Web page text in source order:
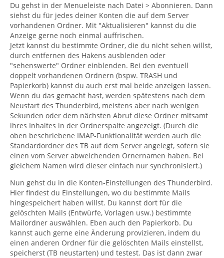
Du gehst in der Menueleiste nach Datei > Abonnieren. Dann
siehst du für jedes deiner Konten die auf dem Server
vorhandenen Ordner. Mit "Aktualisieren" kannst du die
Anzeige gerne noch einmal auffrischen.
Jetzt kannst du bestimmte Ordner, die du nicht sehen willst,
durch entfernen des Hakens ausblenden oder
"sehenswerte" Ordner einblenden. Bei den eventuell
doppelt vorhandenen Ordnern (bspw. TRASH und
Papierkorb) kannst du auch erst mal beide anzeigen lassen.
Wenn du das gemacht hast, werden spätestens nach dem
Neustart des Thunderbird, meistens aber nach wenigen
Sekunden oder dem nächsten Abruf diese Ordner mitsamt
ihres Inhaltes in der Ordnerspalte angezeigt. (Durch die
oben beschriebene IMAP-Funktionalität werden auch die
Standardordner des TB auf dem Server angelegt, sofern sie
einen vom Server abweichenden Ornernamen haben. Bei
gleichem Namen wird dieser einfach nur synchronisiert.)
Nun gehst du in die Konten-Einstellungen des Thunderbird.
Hier findest du Einstellungen, wo du bestimmte Mails
hingespeichert haben willst. Du kannst dort für die
gelöschten Mails (Entwürfe, Vorlagen usw.) bestimmte
Mailordner auswählen. Eben auch den Papierkorb. Du
kannst auch gerne eine Änderung provizieren, indem du
einen anderen Ordner für die gelöschten Mails einstellst,
speicherst (TB neustarten) und testest. Das ist dann zwar